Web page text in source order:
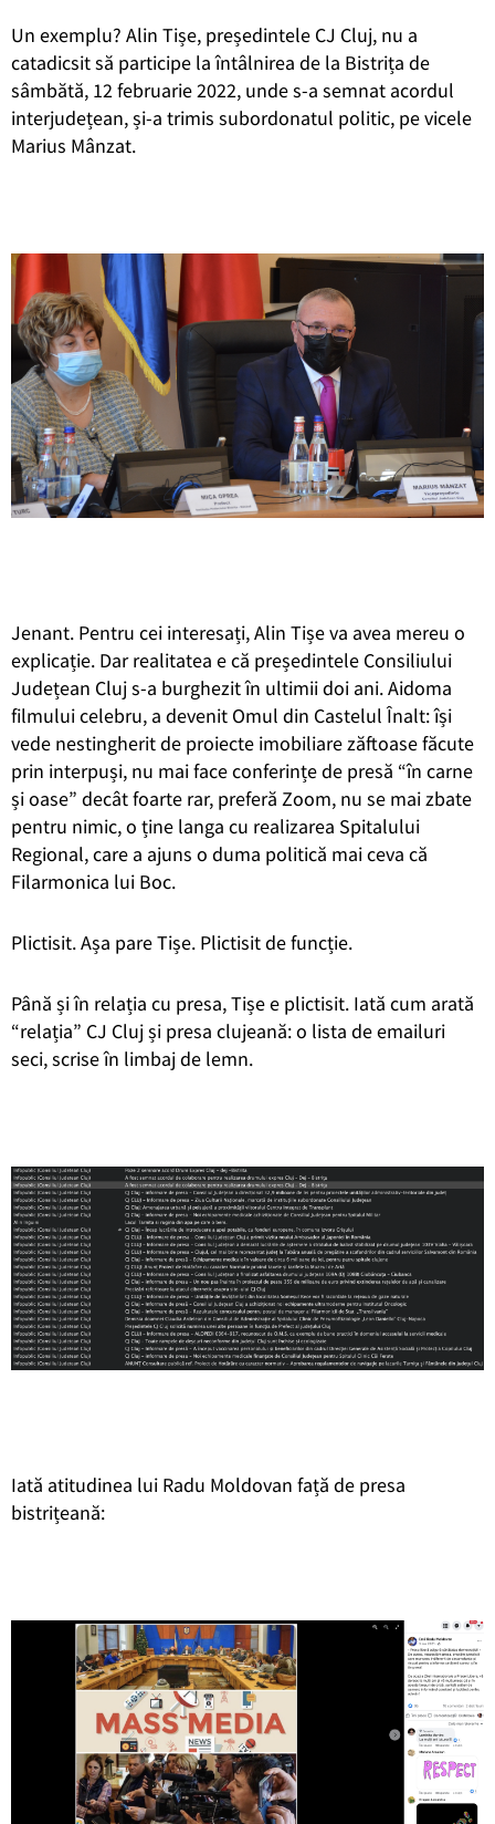
Un exemplu? Alin Tișe, președintele CJ Cluj, nu a
catadicsit să participe la întâlnirea de la Bistrița de
sâmbătă, 12 februarie 2022, unde s-a semnat acordul
interjudețean, și-a trimis subordonatul politic, pe vicele
Marius Mânzat.
Jenant. Pentru cei interesați, Alin Tișe va avea mereu o
explicație. Dar realitatea e că președintele Consiliului
Județean Cluj s-a burghezit în ultimii doi ani. Aidoma
filmului celebru, a devenit Omul din Castelul Înalt: își
vede nestingherit de proiecte imobiliare zăftoase făcute
prin interpuși, nu mai face conferințe de presă “în carne
și oase” decât foarte rar, preferă Zoom, nu se mai zbate
pentru nimic, o ține langa cu realizarea Spitalului
Regional, care a ajuns o duma politică mai ceva că
Filarmonica lui Boc.
Plictisit. Așa pare Tișe. Plictisit de funcție.
Până și în relația cu presa, Tișe e plictisit. Iată cum arată
“relația” CJ Cluj și presa clujeană: o lista de emailuri
seci, scrise în limbaj de lemn.
Iată atitudinea lui Radu Moldovan față de presa
bistrițeană: